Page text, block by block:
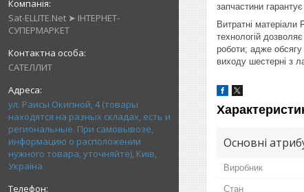
Sat-ELLITE.Net ➤ ІНТЕРНЕТ-
СУПЕРМАРКЕТ
САТЕЛЛИТ
ул. Раисы Окипной, 4 (товары
находятся на разных складах, есть и
региональные. При самовывозе,
информацию о расположении
нужного товара, уточняйте), Київ,
Україна
запчастини
Витратні
технологій
роботи; адже
виходу шестерні з
Основні
Виробник
Стан